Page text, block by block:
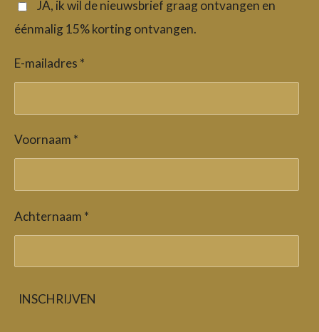
r
m
p
JA, ik wil de nieuwsbrief graag ontvangen en
éénmalig 15% korting ontvangen.
E-mailadres *
Voornaam *
Achternaam *
INSCHRIJVEN